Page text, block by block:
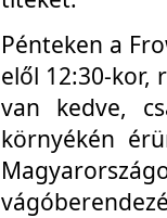
Pénteken a
elől 12:30-kor,
van kedve,
környékén